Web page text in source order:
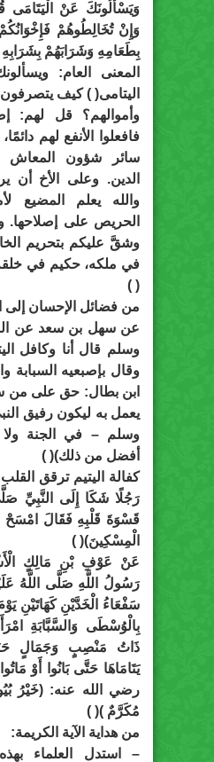
وَيَسْأَلُونَكَ عَنْ الْيَتَامَى
وَإِنْ تُخَالِطُوهُمْ
بِطَعَامِهِ وَشَرَابَهُمْ
المعنى العام:
اليتامى( ) كيف
وأموالهم؟ قل لهم:
فافعلوا الأنفع لهم
سائر شؤون المعاش
الدين. وعلى الأخ أن
والله يعلم المضيع
الحريص على إصلاحها.
وشقَّ عليكم بتحريم
في ملكه، حكيم في
( )
من فضائل الإحسان إلى
عن سهل بن سعد عن
وسلم قال أنا وكافل
وقال بإصبعيه
ابن بطال: حق على من
يعمل به ليكون رفيق
وسلم – في الجنة ولا
أفضل من ذلك)( )
كفالة اليتيم ترقق
رَجُلًا شَكَا إِلَى النَّبِيِّ
قَسْوَةَ قَلْبِهِ فَقَالَ امْسَحْ
الْمِسْكِينَ)( )
عَنْ عَوْفِ بْنِ مَالِكٍ
رَسُولُ اللَّهِ صَلَّى اللَّهُ
سَفْعَاءُ الْخَدَّيْنِ كَهَاتَيْنِ
بِالْوُسْطَى وَالسَّبَّابَةِ
ذَاتُ مَنْصِبٍ وَجَمَالٍ
يَتَامَاهَا حَتَّى بَانُوا أَوْ
رضي الله عنه: (خَيْرُ
مُكَرَّمٌ )( )
من هداية الآية الكريمة:
– استدل العلماء